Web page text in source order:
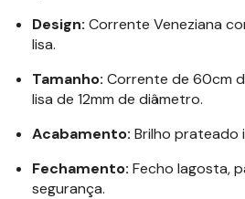
Design: Corrente Veneziana
lisa.
Tamanho: Corrente de 60cm
lisa de 12mm de diâmetro.
Acabamento: Brilho prateado
Fechamento: Fecho lagosta,
segurança.